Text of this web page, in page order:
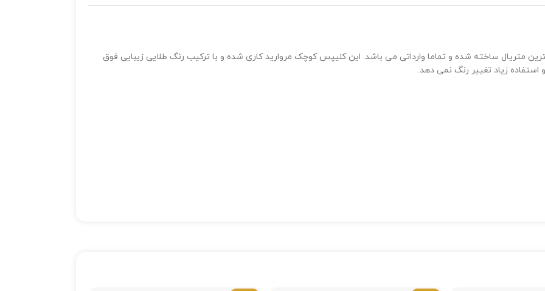
متریال ساخته شده و تماما وارداتی می باشد. این کلیپس کوچک مروارید کاری شده و با ترکیب رنگ طلایی زیبایی فوق
استفاده زیاد تغییر رنگ نمی دهد.